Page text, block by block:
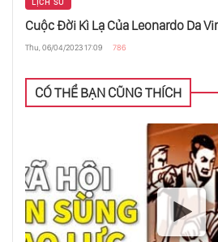
Nhất Hy Lạp?
Người Nhật Lấy Đi
Nga
The Reconquista
Hoàng Nhất
Zimbabwe Và
LỊCH SỬ
Cuộc Đời Kì Lạ Của Leonardo Da
Thu, 06/04/2023 17:09 786
CÓ THỂ BẠN CŨNG THÍCH